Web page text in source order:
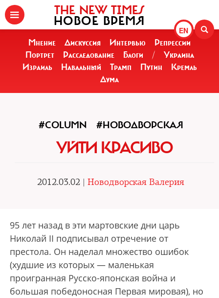
EN
THE NEW TIMES
НОВОЕ ВРЕМЯ
Мнение Дискуссия Интервью
Репрессии
Портрет
Расследование Блоги /
Украина
Израиль
Навальный Трамп Путин
Кремль
Дума
#COLUMN #НОВОДВОРСКАЯ
УЙТИ КРАСИВО
2012.03.02 | Новодворская Валерия
95 лет назад в эти мартовские дни царь
Николай II подписывал отречение от
престола. Он наделал множество ошибок
(худшие из которых — маленькая
проигранная Русско-японская война и
большая победоносная Первая мировая), но